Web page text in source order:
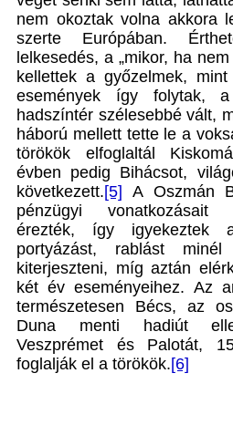
nem okoztak volna akkora
szerte Európában.
lelkesedés, a „mikor, ha
kellettek a győzelmek,
események így folytak,
hadszíntér szélesebbé vált,
háború mellett tette le a
törökök elfoglaltál
évben pedig Bihácsot,
következett.[5] A Oszmán
pénzügyi vonatkozásait
érezték, így igyekeztek a
portyázást, rablást minél
kiterjeszteni, míg aztán
két év eseményeihez. Az
természetesen Bécs, az
Duna menti hadiút
Veszprémet és Palotát,
foglalják el a törökök.[6]